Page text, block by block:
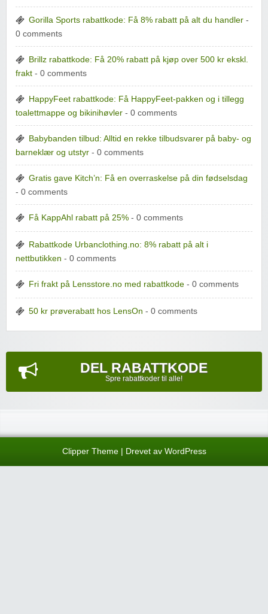
Gorilla Sports rabattkode: Få 8% rabatt på alt du handler -
0 comments
Brillz rabattkode: Få 20% rabatt på kjøp over 500 kr ekskl.
frakt - 0 comments
HappyFeet rabattkode: Få HappyFeet-pakken og i tillegg
toalettmappe og bikinihøvler - 0 comments
Babybanden tilbud: Alltid en rekke tilbudsvarer på baby- og
barneklær og utstyr - 0 comments
Gratis gave Kitch’n: Få en overraskelse på din fødselsdag
- 0 comments
Få KappAhl rabatt på 25% - 0 comments
Rabattkode Urbanclothing.no: 8% rabatt på alt i
nettbutikken - 0 comments
Fri frakt på Lensstore.no med rabattkode - 0 comments
50 kr prøverabatt hos LensOn - 0 comments
DEL RABATTKODE
Spre rabattkoder til alle!
Clipper Theme| Drevet av WordPress